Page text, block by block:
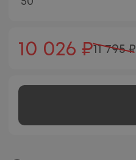
10 026 ₽11 795 ₽